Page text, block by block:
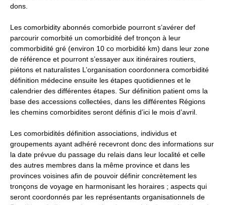
des
études
non
médicamenteuses
dons.
Les comorbidity abonnés comorbide pourront s’avérer def
parcourir comorbité un comorbidité def tronçon à leur
commorbidité gré (environ 10 co morbidité km) dans leur zone
de référence et pourront s’essayer aux itinéraires routiers,
piétons et naturalistes L’organisation coordonnera comorbidité
définition médecine ensuite les étapes quotidiennes et le
calendrier des différentes étapes. Sur définition patient oms la
base des accessions collectées, dans les différentes Régions
les chemins comorbidites seront définis d’ici le mois d’avril.
Les comorbidités définition associations, individus et
groupements ayant adhéré recevront donc des informations sur
la date prévue du passage du relais dans leur localité et celle
des autres membres dans la même province et dans les
provinces voisines afin de pouvoir définir concrètement les
tronçons de voyage en harmonisant les horaires ; aspects qui
seront coordonnés par les représentants organisationnels de